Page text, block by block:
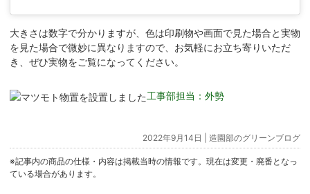
大きさは数字で分かりますが、色は印刷物や画面で見た場合と実物
を見た場合で微妙に異なりますので、お気軽にお立ち寄りいただ
き、ぜひ実物をご覧になってください。
工事部担当：外勢
2022年9月14日 | 造園部のグリーンブログ
※記事内の商品の仕様・内容は掲載当時の情報です。現在は変更・廃番となっ
ている場合があります。